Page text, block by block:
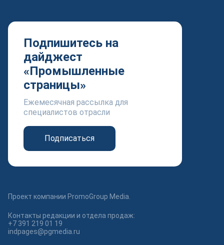
Подпишитесь на
дайджест
«Промышленные
страницы»
Ежемесячная рассылка для
специалистов отрасли
Подписаться
Проект компании PromoGroup Media.
Контакты редакции и отдела продаж:
+7 391 219 01 19
indpages@pgmedia.ru